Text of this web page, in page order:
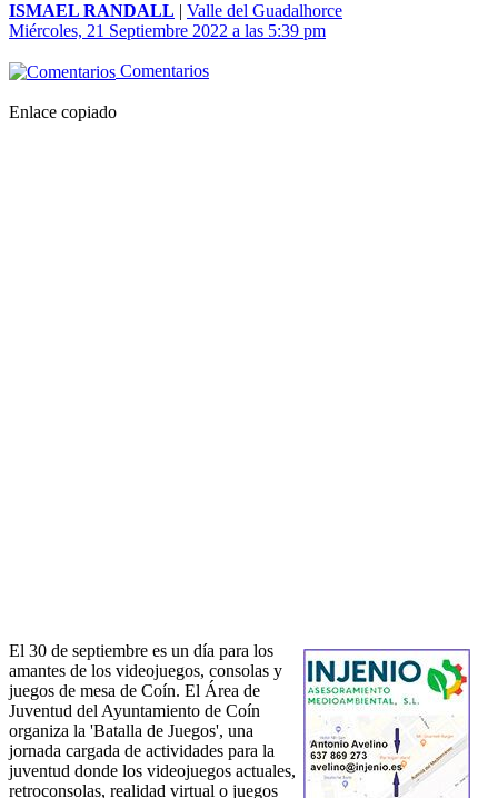
ISMAEL RANDALL | Valle del Guadalhorce
Miércoles, 21 Septiembre 2022 a las 5:39 pm
Comentarios
Enlace copiado
El 30 de septiembre es un día para los
amantes de los videojuegos, consolas y
juegos de mesa de Coín. El Área de
Juventud del Ayuntamiento de Coín
organiza la 'Batalla de Juegos', una
jornada cargada de actividades para la
juventud donde los videojuegos actuales,
retroconsolas, realidad virtual o juegos